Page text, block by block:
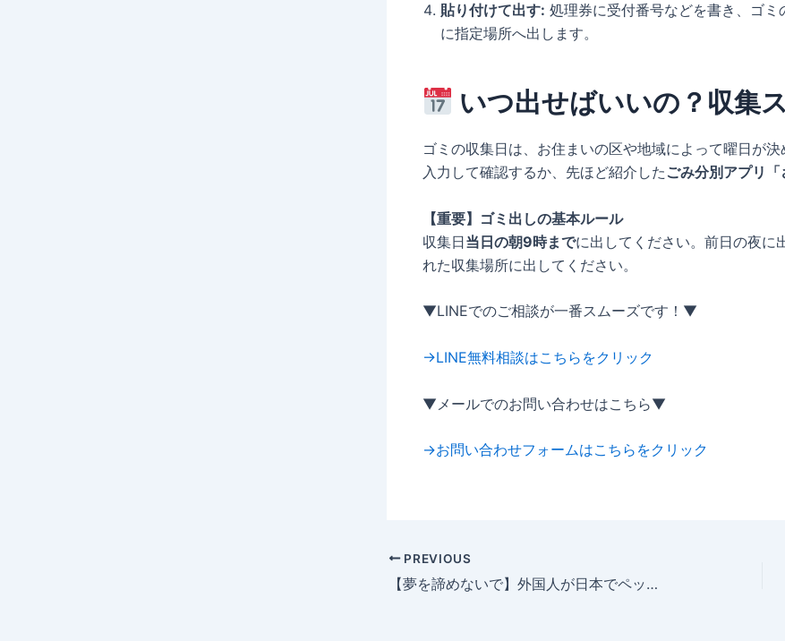
貼り付けて出す: 処理券に受付番号などを書き、ゴ
に指定場所へ出します。
いつ出せばいいの？収集
ゴミの収集日は、お住まいの区や地域によって曜日が決
入力して確認するか、先ほど紹介した ごみ分別アプリ「
【重要】ゴミ出しの基本ルール
収集日当日の朝9時までに出してください。前日の夜に
れた収集場所に出してください。
▼LINEでのご相談が一番スムーズです！▼
→LINE無料相談はこちらをクリック
▼メールでのお問い合わせはこちら▼
→お問い合わせフォームはこちらをクリック
PREVIOUS
【夢を諦めないで】外国人が日本でペットと暮らすには？「ペット可アパート」探しの完全ガイド